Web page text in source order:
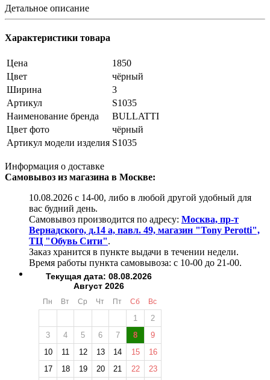
Детальное описание
Характеристики товара
Цена
1850
Цвет
чёрный
Ширина
3
Артикул
S1035
Наименование бренда
BULLATTI
Цвет фото
чёрный
Артикул модели изделия S1035
Информация о доставке
Самовывоз из магазина в Москве:
10.08.2026 с 14-00, либо в любой другой удобный для
вас будний день.
Самовывоз производится по адресу: Москва, пр-т
Вернадского, д.14 а, павл. 49, магазин "Tony Perotti",
ТЦ "Обувь Сити".
Заказ хранится в пункте выдачи в течении недели.
Время работы пункта самовывоза: с 10-00 до 21-00.
Текущая дата: 08.08.2026
Август 2026
Пн Вт Ср Чт Пт Сб Вс
1
2
3
4 5 6 7 8
9
10
11 12 13 14 15
16
17
18 19 20 21 22
23